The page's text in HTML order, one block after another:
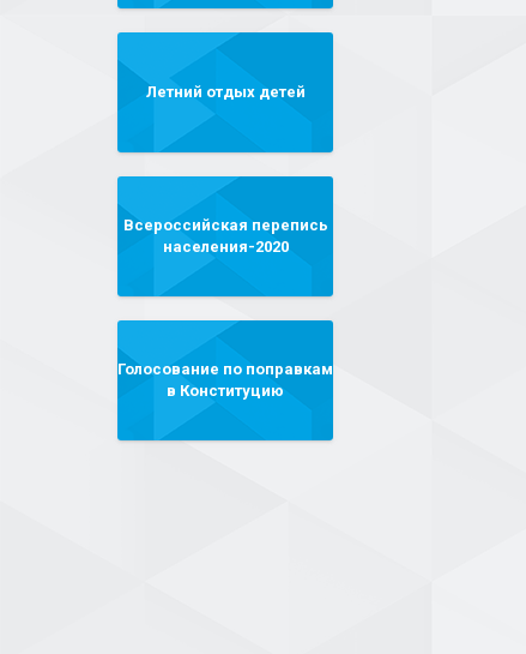
Летний отдых детей
Всероссийская перепись
населения-2020
Голосование по поправкам
в Конституцию